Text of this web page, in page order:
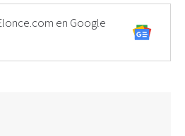
en Google